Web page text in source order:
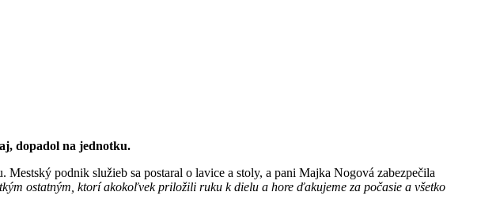
dopadol na jednotku.
podnik služieb sa postaral o lavice a stoly, a pani Majka Nogová zabezpečila
ostatným, ktorí akokoľvek priložili ruku k dielu a hore ďakujeme za počasie a všetko